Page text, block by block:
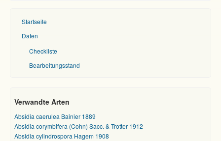
Startseite
Daten
Checkliste
Bearbeitungsstand
Verwandte Arten
Absidia caerulea Bainier 1889
Absidia corymbifera (Cohn) Sacc. & Trotter 1912
Absidia cylindrospora Hagem 1908